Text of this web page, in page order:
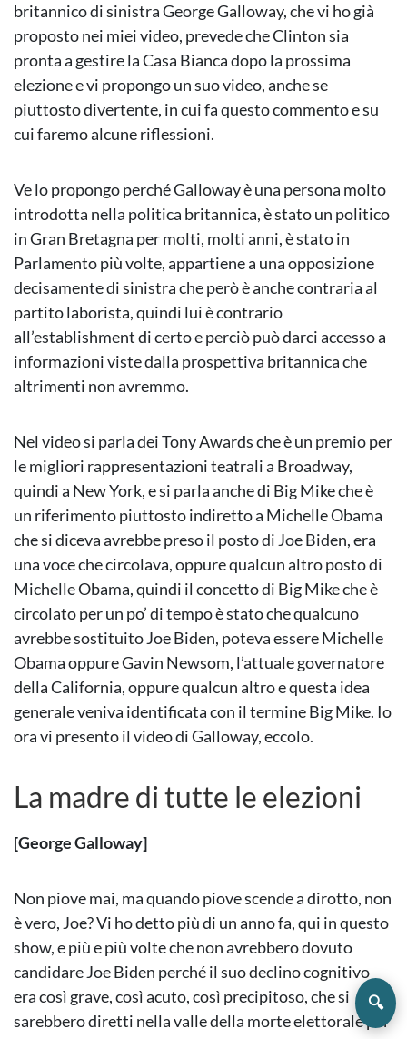
britannico di sinistra George Galloway, che vi ho già
proposto nei miei video, prevede che Clinton sia
pronta a gestire la Casa Bianca dopo la prossima
elezione e vi propongo un suo video, anche se
piuttosto divertente, in cui fa questo commento e su
cui faremo alcune riflessioni.
Ve lo propongo perché Galloway è una persona molto
introdotta nella politica britannica, è stato un politico
in Gran Bretagna per molti, molti anni, è stato in
Parlamento più volte, appartiene a una opposizione
decisamente di sinistra che però è anche contraria al
partito laborista, quindi lui è contrario
all’establishment di certo e perciò può darci accesso a
informazioni viste dalla prospettiva britannica che
altrimenti non avremmo.
Nel video si parla dei Tony Awards che è un premio per
le migliori rappresentazioni teatrali a Broadway,
quindi a New York, e si parla anche di Big Mike che è
un riferimento piuttosto indiretto a Michelle Obama
che si diceva avrebbe preso il posto di Joe Biden, era
una voce che circolava, oppure qualcun altro posto di
Michelle Obama, quindi il concetto di Big Mike che è
circolato per un po’ di tempo è stato che qualcuno
avrebbe sostituito Joe Biden, poteva essere Michelle
Obama oppure Gavin Newsom, l’attuale governatore
della California, oppure qualcun altro e questa idea
generale veniva identificata con il termine Big Mike. Io
ora vi presento il video di Galloway, eccolo.
La madre di tutte le elezioni
[George Galloway]
Non piove mai, ma quando piove scende a dirotto, non
è vero, Joe? Vi ho detto più di un anno fa, qui in questo
show, e più e più volte che non avrebbero dovuto
candidare Joe Biden perché il suo declino cognitivo
era così grave, così acuto, così precipitoso, che si
sarebbero diretti nella valle della morte elettorale per
🔍